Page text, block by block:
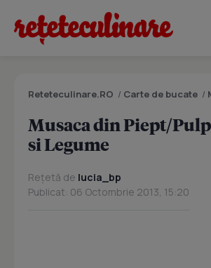
Reteteculinare.RO / Carte de bucate /
Musaca din Piept/
si Legume
Rețetă de lucia_bp
Publicat: 06 Octombrie 2013, 15:20